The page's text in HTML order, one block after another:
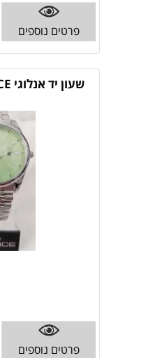
פרטים נוספים
שעון יד אנלוגי PF371GR PRINCE
פרטים נוספים